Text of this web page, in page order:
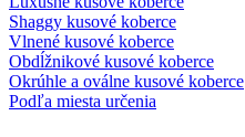
Shaggy kusové koberce
Vlnené kusové koberce
Obdĺžnikové kusové koberce
Okrúhle a oválne kusové koberce
Podľa miesta určenia